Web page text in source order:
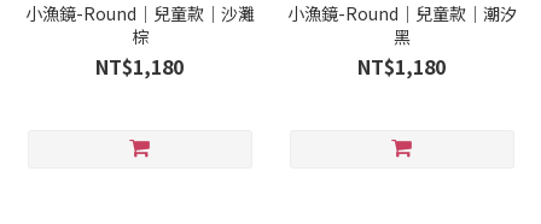
小漁鏡-Round｜兒童款｜沙灘
棕
NT$1,180
小漁鏡-Round｜兒童款｜潮汐
黑
NT$1,180